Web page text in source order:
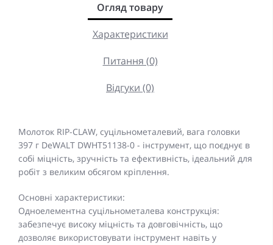
Огляд товару
Характеристики
Питання (0)
Відгуки (0)
Молоток RIP-CLAW, суцільнометалевий, вага головки
397 г DeWALT DWHT51138-0 - інструмент, що поєднує в
собі міцність, зручність та ефективність, ідеальний для
робіт з великим обсягом кріплення.
Основні характеристики:
Одноелементна суцільнометалева конструкція:
забезпечує високу міцність та довговічність, що
дозволяє використовувати інструмент навіть у